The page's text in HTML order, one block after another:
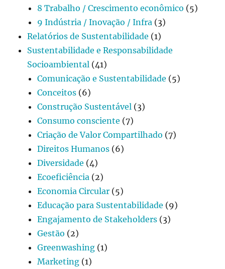
8 Trabalho / Crescimento econômico (5)
9 Indústria / Inovação / Infra (3)
Relatórios de Sustentabilidade (1)
Sustentabilidade e Responsabilidade
Socioambiental (41)
Comunicação e Sustentabilidade (5)
Conceitos (6)
Construção Sustentável (3)
Consumo consciente (7)
Criação de Valor Compartilhado (7)
Direitos Humanos (6)
Diversidade (4)
Ecoeficiência (2)
Economia Circular (5)
Educação para Sustentabilidade (9)
Engajamento de Stakeholders (3)
Gestão (2)
Greenwashing (1)
Marketing (1)